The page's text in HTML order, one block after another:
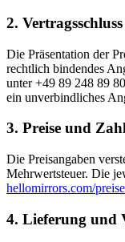
2. Vertragsschluss
Die Präsentation der
rechtlich bindendes
unter+49 89 248 89
ein unverbindliches
3. Preise und
Die Preisangaben
Mehrwertsteuer. Die
hellomirrors.com/preise
4. Lieferung und